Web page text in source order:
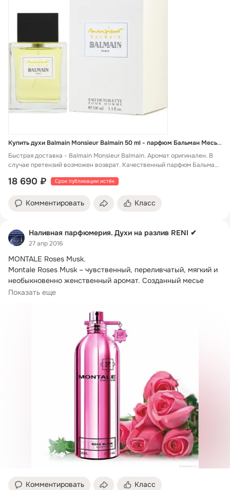
Купить духи Balmain Monsieur Balmain 50 ml - парфюм Бальман Месье Бальман
Быстрая доставка - Balmain Monsieur Balmain. Аромат оригинален. В
случае претензий возможен возврат. Качественный парфюм Бальман
18 690 ₽ Срок публикации истёк
Комментировать Класс
Наливная парфюмерия. Духи на разлив RENI ✔
27 апр 2016
MONTALE Roses Musk.
Montale Roses Musk – чувственный, переливчатый, мягкий и
необыкновенно женственный аромат. Созданный месье
Пьером...
Показать еще
Комментировать Класс